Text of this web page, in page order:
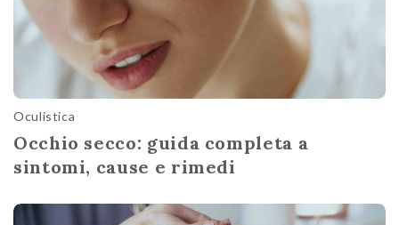
Oculistica
Occhio secco: guida completa a
sintomi, cause e rimedi